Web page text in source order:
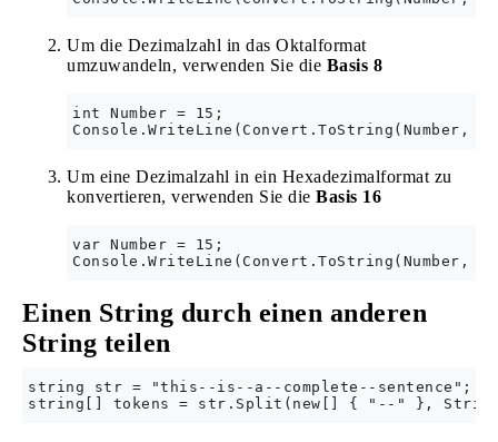
Um die Dezimalzahl in das Oktalformat
umzuwandeln, verwenden Sie die Basis 8
int Number = 15;
Um eine Dezimalzahl in ein Hexadezimalformat zu
konvertieren, verwenden Sie die Basis 16
var Number = 15;
Einen String durch einen anderen
String teilen
string str = "this--is--a--complete--sentence";